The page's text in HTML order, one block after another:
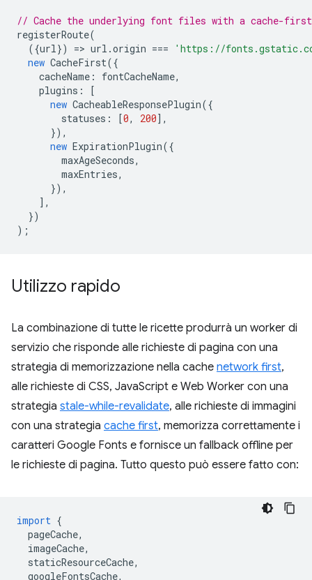
// Cache the underlying font files with a cache-
registerRoute(
({url}) => url .origin ===
'https://
new CacheFirst({
cacheName : fontCacheName,
plugins :
[
new CacheableResponsePlugin({
statuses : [0, 200],
}),
new ExpirationPlugin({
maxAgeSeconds,
maxEntries,
}),
],
})
);
Utilizzo rapido
La combinazione di tutte le ricette produrrà un worker di
servizio che risponde alle richieste di pagina con una
strategia di memorizzazione nella cache network first,
alle richieste di CSS, JavaScript e Web Worker con una
strategia stale-while-revalidate, alle richieste di immagini
con una strategia cache first, memorizza correttamente i
caratteri Google Fonts e fornisce un fallback offline per
le richieste di pagina. Tutto questo può essere fatto con:
import {
pageCache,
imageCache,
staticResourceCache,
googleFontsCache,